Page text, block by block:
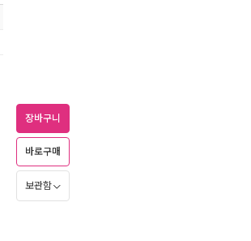
장바구니
바로구매
보관함